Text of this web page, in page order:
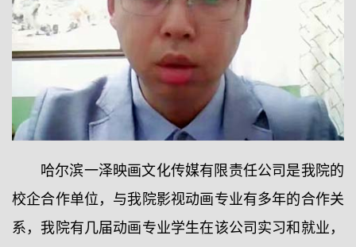
哈尔滨一泽映画文化传媒有限责任公司是我院的
校企合作单位，与我院影视动画专业有多年的合作关
系，我院有几届动画专业学生在该公司实习和就业，